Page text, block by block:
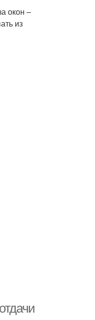
окон –
из